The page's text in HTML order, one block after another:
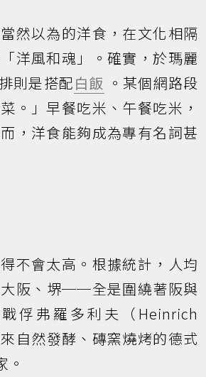
然以為的洋食，在文化相隔
洋風和魂」。確實，於瑪麗
則是搭配白飯 。某個網路段
。」早餐吃米、午餐吃米，
，洋食能夠成為專有名詞甚
不會太高。根據統計，人均
大阪、堺──全是圍繞著阪與
俘弗羅多利夫（Heinrich
自然發酵、磚窯燒烤的德式
。